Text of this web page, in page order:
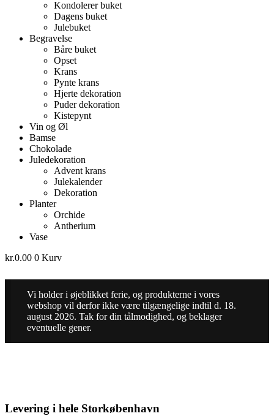
Kondolerer buket
Dagens buket
Julebuket
Begravelse
Båre buket
Opset
Krans
Pynte krans
Hjerte dekoration
Puder dekoration
Kistepynt
Vin og Øl
Bamse
Chokolade
Juledekoration
Advent krans
Julekalender
Dekoration
Planter
Orchide
Antherium
Vase
kr.0.00 0 Kurv
Vi holder i øjeblikket ferie, og produkterne i vores
webshop vil derfor ikke være tilgængelige indtil d. 18.
august 2026. Tak for din tålmodighed, og beklager
eventuelle gener.
Levering i hele Storkøbenhavn